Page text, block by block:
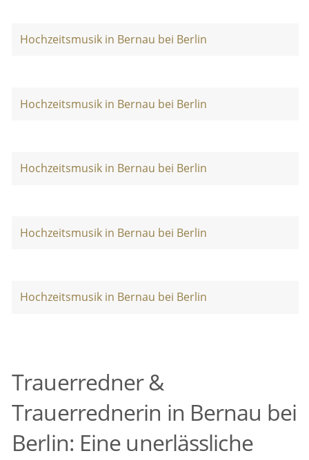
Hochzeitsmusik in Bernau bei Berlin
Hochzeitsmusik in Bernau bei Berlin
Hochzeitsmusik in Bernau bei Berlin
Hochzeitsmusik in Bernau bei Berlin
Hochzeitsmusik in Bernau bei Berlin
Trauerredner &
Trauerrednerin in Bernau bei
Berlin: Eine unerlässliche